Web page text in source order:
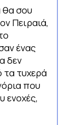
θα σου
Πειραιά,
ένας
δεν
τα τυχερά
που
ενοχές,